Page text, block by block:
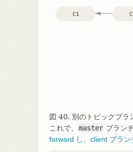
図 40. 別のトピックブラ
これで、 master ブラン
forward し、client ブラン